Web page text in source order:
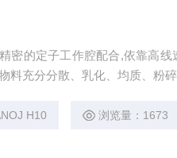
密的定子工作腔配合,依靠高线
充分分散、乳化、均质、粉碎
H10 浏览量：1673